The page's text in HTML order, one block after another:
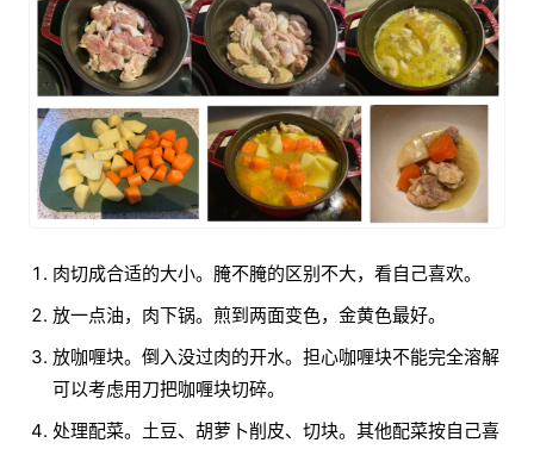
肉切成合适的大小。腌不腌的区别不大，看自己喜欢。
放一点油，肉下锅。煎到两面变色，金黄色最好。
放咖喱块。倒入没过肉的开水。担心咖喱块不能完全溶解
可以考虑用刀把咖喱块切碎。
处理配菜。土豆、胡萝卜削皮、切块。其他配菜按自己喜